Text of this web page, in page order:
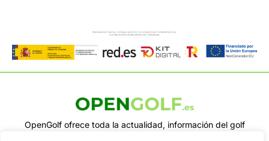
OpenGolf ofrece toda la actualidad, información del golf